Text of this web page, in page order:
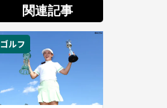
関連記事
ゴルフ